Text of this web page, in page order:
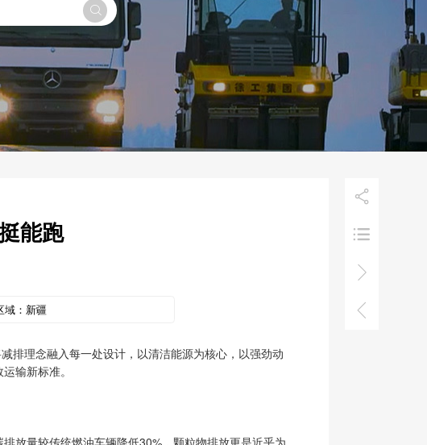





能跑
域： 新疆
排理念融入每一处设计，以清洁能源为核心，以强劲动
输新标准。